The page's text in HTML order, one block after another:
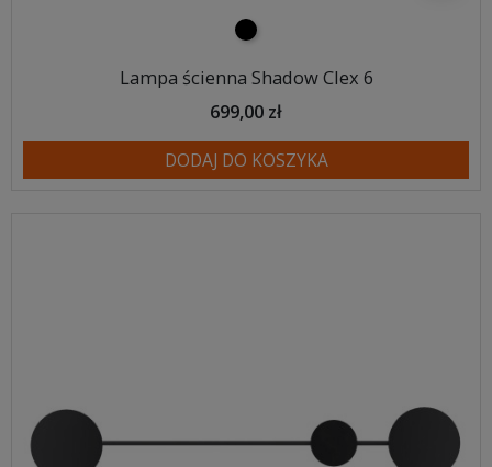
czarny
Lampa ścienna Shadow Clex 6
699,00 zł
DODAJ DO KOSZYKA